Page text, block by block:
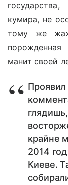
кумира, не
тому же
порожденная
манит своей
Проявил
крайне
2014
Киеве.